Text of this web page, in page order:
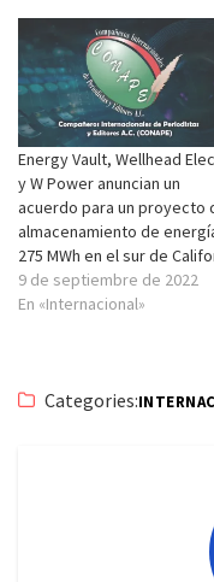
Energy Vault, Wellhead
y W Power anuncian un
acuerdo para un proyecto
almacenamiento de
275 MWh en el sur de
9 de septiembre de 2022
En «Internacional»
Categories: